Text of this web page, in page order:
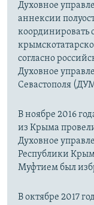
Духовное
аннексии
координировать
согласно
Духовное
Севастополя
В ноябре 2016
из Крыма
Духовное
Республики
Муфтием был
В октябре 2017